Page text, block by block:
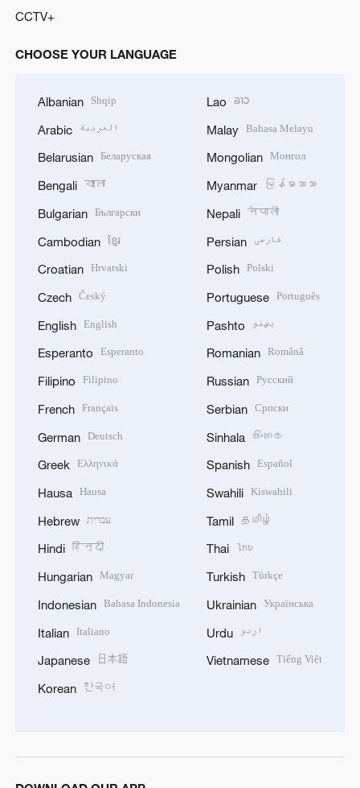
CCTV+
CHOOSE YOUR LANGUAGE
Albanian Shqip
Arabic العربية
Belarusian Беларуская
Bengali বাংলা
Bulgarian Български
Cambodian ខ្មែរ
Croatian Hrvatski
Czech Český
English English
Esperanto Esperanto
Filipino Filipino
French Français
German Deutsch
Greek Ελληνικά
Hausa Hausa
Hebrew עברית
Hindi हिन्दी
Hungarian Magyar
Indonesian Bahasa Indonesia
Italian Italiano
Japanese 日本語
Korean 한국어
Lao ລາວ
Malay Bahasa Melayu
Mongolian Монгол
Myanmar မြန်မာဘာသာ
Nepali नेपाली
Persian فارسی
Polish Polski
Portuguese Português
Pashto پښتو
Romanian Română
Russian Русский
Serbian Српски
Sinhala සිංහල
Spanish Español
Swahili Kiswahili
Tamil தமிழ்
Thai ไทย
Turkish Türkçe
Ukrainian Українська
Urdu اردو
Vietnamese Tiếng Việt